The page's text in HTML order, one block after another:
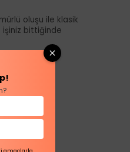
oluşu ile klasik
işiniz bittiğinde